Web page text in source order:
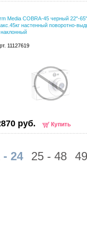
Media COBRA-45 черный 22"-65"
настенный поворотно-
11127619
руб. Купить
- 24 25 - 48